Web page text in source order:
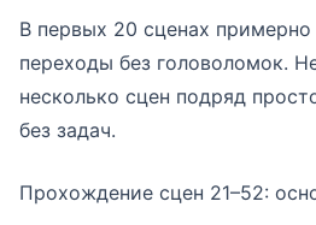
В первых 20 сценах
переходы без головоломок.
несколько сцен подряд
без задач.
Прохождение сцен 21–52: